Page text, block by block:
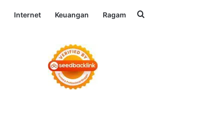
Internet Keuangan Ragam Search for